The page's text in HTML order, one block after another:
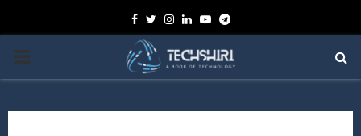
Facebook
TwitterInstagram
Linkedin
YoutubeTelegram
PRIMARY